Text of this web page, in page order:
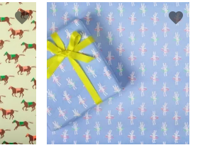
favorite favorite